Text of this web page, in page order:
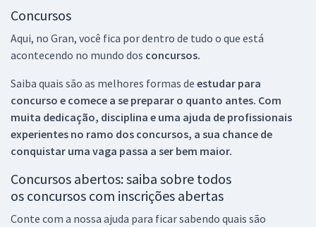
Concursos
Aqui, no Gran, você fica por dentro de tudo o que está
acontecendo no mundo dos concursos.
Saiba quais são as melhores formas de estudar para
concurso e comece a se preparar o quanto antes. Com
muita dedicação, disciplina e uma ajuda de profissionais
experientes no ramo dos concursos, a sua chance de
conquistar uma vaga passa a ser bem maior.
Concursos abertos: saiba sobre todos
os concursos com inscrições abertas
Conte com a nossa ajuda para ficar sabendo quais são